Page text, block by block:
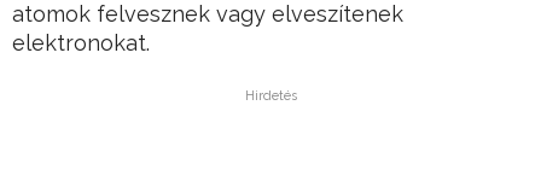
atomok felvesznek vagy elveszítenek
elektronokat.
Hirdetés